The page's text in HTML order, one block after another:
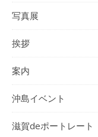
写真展
挨拶
案内
沖島イベント
滋賀deポートレート